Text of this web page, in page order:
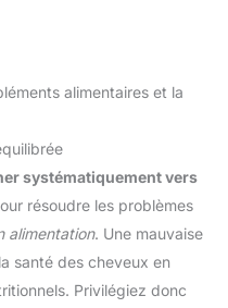
alimentaires et la
systématiquement vers
résoudre les problèmes
alimentation. Une mauvaise
santé des cheveux en
Privilégiez donc